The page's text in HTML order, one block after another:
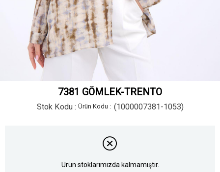
7381 GÖMLEK-TRENTO
Stok Kodu (1000007381-1053)
Ürün stoklarımızda kalmamıştır.